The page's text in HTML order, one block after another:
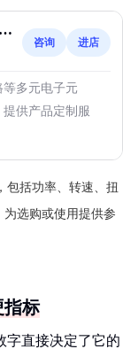
咨询 进店
多元电子元
供产品定制服
包括功率、转速、扭
选购或使用提供参
指标
字直接决定了它的